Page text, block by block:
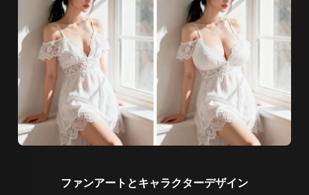
ファンアートとキャラクターデザイン